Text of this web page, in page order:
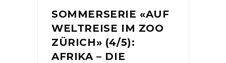
SOMMERSERIE «AUF
WELTREISE IM ZOO
ZÜRICH» (4/5):
AFRIKA – DIE